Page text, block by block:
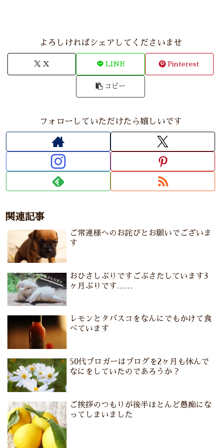
よろしければシェアしてくださいませ
X LINE Pinterest
コピー
フォローしていただけたら嬉しいです
関連記事
ご常連様へのお詫びとお願いでございま
す
おひさしぶりですごぶさたしています3
ヶ月ぶりです……
レモンとタバスコをなんにでもかけて食
べています
50代ブロガーはブログを2ヶ月も休んで
なにをしていたのであろうか？
ご挨拶のつもりが後半ほとんど愚痴にな
ってしまいました